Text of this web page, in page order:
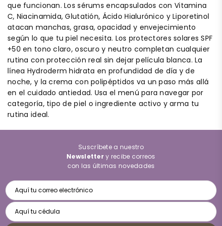
que funcionan. Los sérums encapsulados con Vitamina
C, Niacinamida, Glutatión, Ácido Hialurónico y Liporetinol
atacan manchas, grasa, opacidad y envejecimiento
según lo que tu piel necesita. Los protectores solares SPF
+50 en tono claro, oscuro y neutro completan cualquier
rutina con protección real sin dejar película blanca. La
línea Hydroderm hidrata en profundidad de día y de
noche, y la crema con polipéptidos va un paso más allá
en el cuidado antiedad. Usa el menú para navegar por
categoría, tipo de piel o ingrediente activo y arma tu
rutina ideal.
Suscríbete a nuestro
Newsletter y recibe correos
con las últimas novedades